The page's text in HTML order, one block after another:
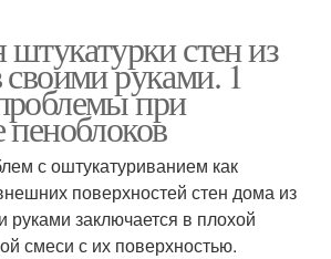
штукатурки стен из
своими руками. 1
при
с оштукатуриванием как
поверхностей стен дома из
руками заключается в плохой
смеси с их поверхностью.